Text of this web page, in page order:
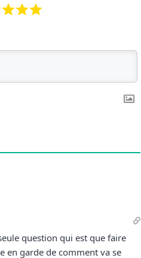
question qui est que faire
en garde de comment va se